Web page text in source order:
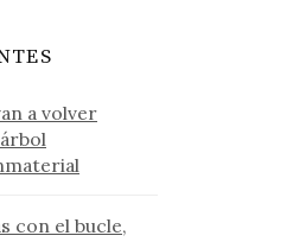
a volver
con el bucle,